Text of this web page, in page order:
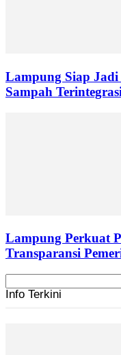
Lampung Siap Jadi
Sampah
Lampung Perkuat
Transparansi
Info Terkini